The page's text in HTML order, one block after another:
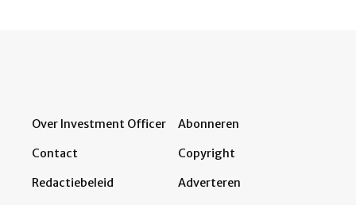
Over Investment Officer
Contact
Redactiebeleid
Abonneren
Copyright
Adverteren